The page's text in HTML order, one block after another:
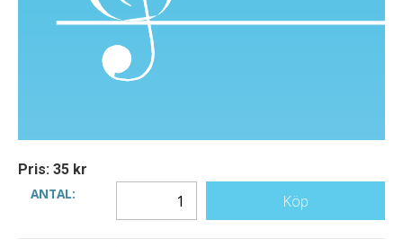
Pris: 35 kr
ANTAL:
Köp